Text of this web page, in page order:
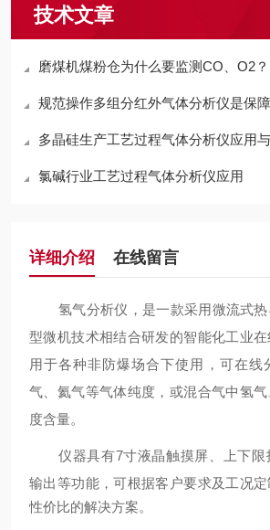
技术文章
磨煤机煤粉仓为什么要监测CO、O2？
规范操作多组分红外气体分析仪是保障监测
多晶硅生产工艺过程气体分析仪应用
氯碱行业工艺过程气体分析仪应用
详细介绍 在线留言
氢气分析仪 ，是一款采用微流式
型微机技术相结合研发的智能化工业
用于各种非防爆场合下使用，可在线
气、氦气等气体纯度，或混合气中氢
度含量。
仪器具有7寸液晶触摸屏、上下
输出等功能，可根据客户要求及工况定
性价比的解决方案。